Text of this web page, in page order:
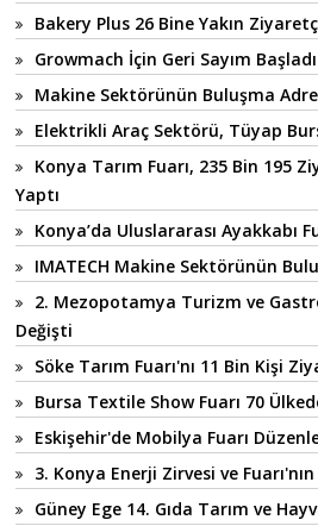
Bakery Plus 26 Bine Yakın
Growmach İçin Geri Sayım Başladı
Makine Sektörünün Buluşma
Elektrikli Araç Sektörü, Tüyap
Konya Tarım Fuarı, 235 Bin 195
Yaptı
Konya’da Uluslararası Ayakkabı
IMATECH Makine Sektörünün
2. Mezopotamya Turizm ve
Değişti
Söke Tarım Fuarı'nı 11 Bin Kişi
Bursa Textile Show Fuarı 70
Eskişehir'de Mobilya Fuarı
3. Konya Enerji Zirvesi ve
Güney Ege 14. Gıda Tarım ve